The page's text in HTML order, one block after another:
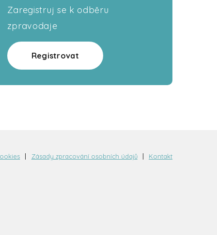
Zaregistruj se k odběru
zpravodaje
Registrovat
Zásady zpracování osobních údajů Kontakt